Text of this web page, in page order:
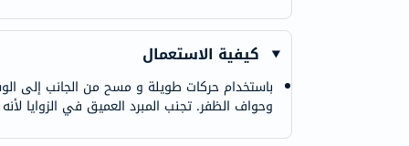
كيفية الاستعمال
باستخدام حركات طويلة و مسح من الجانب إلى
وحواف الظفر. تجنب المبرد العميق في الزوايا